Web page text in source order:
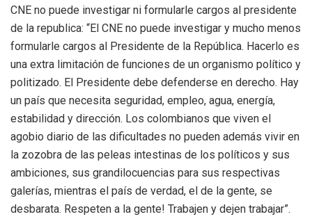
CNE no puede investigar ni formularle cargos al presidente
de la republica: “El CNE no puede investigar y mucho menos
formularle cargos al Presidente de la República. Hacerlo es
una extra limitación de funciones de un organismo político y
politizado. El Presidente debe defenderse en derecho. Hay
un país que necesita seguridad, empleo, agua, energía,
estabilidad y dirección. Los colombianos que viven el
agobio diario de las dificultades no pueden además vivir en
la zozobra de las peleas intestinas de los políticos y sus
ambiciones, sus grandilocuencias para sus respectivas
galerías, mientras el país de verdad, el de la gente, se
desbarata. Respeten a la gente! Trabajen y dejen trabajar”.